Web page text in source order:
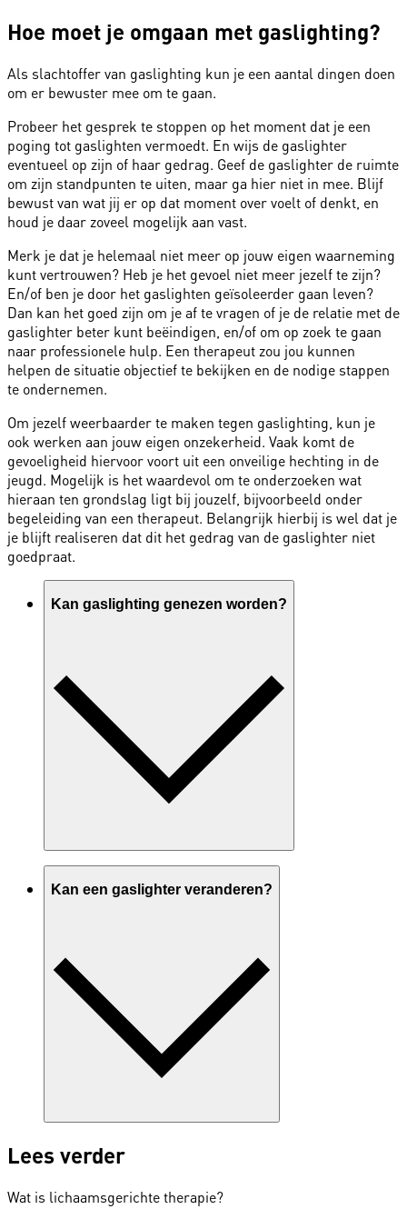
Hoe moet je omgaan met gaslighting?
Als slachtoffer van gaslighting kun je een aantal dingen doen
om er bewuster mee om te gaan.
Probeer het gesprek te stoppen op het moment dat je een
poging tot gaslighten vermoedt. En wijs de gaslighter
eventueel op zijn of haar gedrag. Geef de gaslighter de ruimte
om zijn standpunten te uiten, maar ga hier niet in mee. Blijf
bewust van wat jij er op dat moment over voelt of denkt, en
houd je daar zoveel mogelijk aan vast.
Merk je dat je helemaal niet meer op jouw eigen waarneming
kunt vertrouwen? Heb je het gevoel niet meer jezelf te zijn?
En/of ben je door het gaslighten geïsoleerder gaan leven?
Dan kan het goed zijn om je af te vragen of je de relatie met de
gaslighter beter kunt beëindigen, en/of om op zoek te gaan
naar professionele hulp. Een therapeut zou jou kunnen
helpen de situatie objectief te bekijken en de nodige stappen
te ondernemen.
Om jezelf weerbaarder te maken tegen gaslighting, kun je
ook werken aan jouw eigen onzekerheid. Vaak komt de
gevoeligheid hiervoor voort uit een onveilige hechting in de
jeugd. Mogelijk is het waardevol om te onderzoeken wat
hieraan ten grondslag ligt bij jouzelf, bijvoorbeeld onder
begeleiding van een therapeut. Belangrijk hierbij is wel dat je
je blijft realiseren dat dit het gedrag van de gaslighter niet
goedpraat.
Kan gaslighting genezen worden?
Kan een gaslighter veranderen?
Lees verder
Wat is lichaamsgerichte therapie?